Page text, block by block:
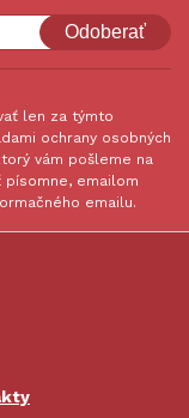
Odoberať
len za týmto
ochrany osobných
vám pošleme na
emailom
emailu.